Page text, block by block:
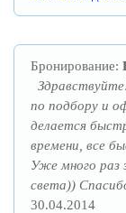
Бронирование:
по подбору и
делается
времени, все
Уже много раз
света))
30.04.2014